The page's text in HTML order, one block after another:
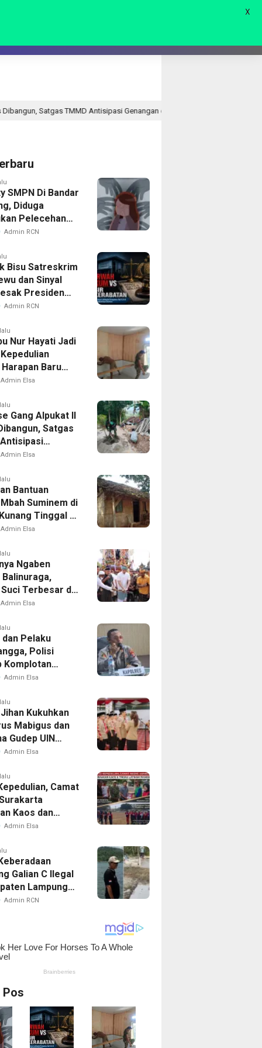
Antisipasi Genangan dan Banjir 19 jam lalu
SMPN Di Bandar
Diduga
Pelecehan
Puluhan Siswi
Admin RCN
Bisu Satreskrim
dan Sinyal
Presiden
Kotak Pandora
Admin RCN
Nur Hayati Jadi
Baru
di Bukit Pinang
Admin Elsa
Gang Alpukat II
Satgas
dan Banjir
Admin Elsa
Bantuan
Suminem di
Tinggal di
Tanpa
Admin Elsa
Ngaben
Terbesar di
yang
Ikatan
Admin Elsa
dan Pelaku
Polisi
Komplotan
di Delapan
Admin Elsa
Kukuhkan
Mabigus dan
Gudep UIN
Dorong
Generasi Muda
Admin Elsa
Camat
Kaos dan
Paskibra
Admin Elsa
Galian C Ilegal
Lampung
Menggali
Admin RCN
Pos
X